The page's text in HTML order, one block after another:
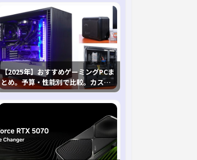
【2025年】おすすめゲーミングPCま
とめ。予算・性能別で比較。カスタ
マイズ指南も